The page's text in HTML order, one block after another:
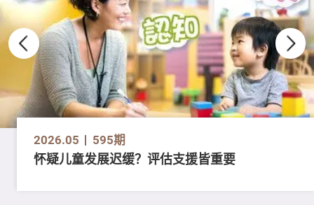
2026.05 595期
怀疑儿童发展迟缓？评估支援皆重要